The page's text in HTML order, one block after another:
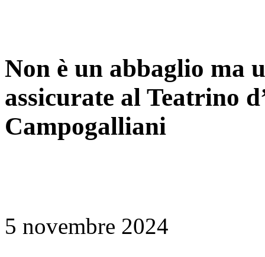
Non è un abbaglio ma
assicurate al Teatrino
Campogalliani
5 novembre 2024